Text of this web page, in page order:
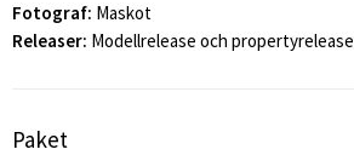
Fotograf: Maskot
Releaser: Modellrelease och propertyrelease
Paket